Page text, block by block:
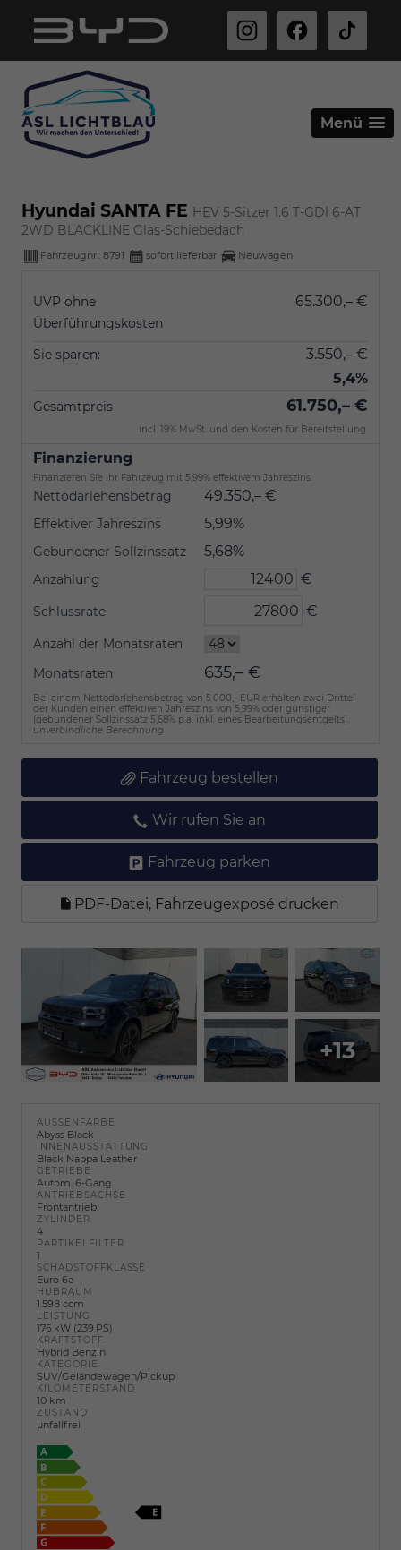
Menü
Hyundai SANTA FE HEV 5-Sitzer 1.6 T-GDI 6-AT
2WD BLACKLINE Glas-Schiebedach
Fahrzeugnr.: 8791 sofort lieferbar Neuwagen
UVP ohne
Überführungskosten
65.300,– €
Sie sparen:
3.550,– €
5,4%
Gesamtpreis 61.750,– €
incl. 19% MwSt. und den Kosten für Bereitstellung.
Finanzierung
Finanzieren Sie Ihr Fahrzeug mit 5,99% effektivem Jahreszins.
Nettodarlehensbetrag 49.350,– €
Effektiver Jahreszins 5,99%
Gebundener Sollzinssatz 5,68%
Anzahlung €
Schlussrate €
Anzahl der Monatsraten
Monatsraten
635,– €
Bei einem Nettodarlehensbetrag von 5.000,- EUR erhalten zwei Drittel
der Kunden einen effektiven Jahreszins von 5,99% oder günstiger
(gebundener Sollzinssatz 5,68% p.a. inkl. eines Bearbeitungsentgelts).
unverbindliche Berechnung
Fahrzeug bestellen
Wir rufen Sie an
Fahrzeug parken
PDF-Datei, Fahrzeugexposé drucken
+13
AUSSENFARBE
Abyss Black
INNENAUSSTATTUNG
Black Nappa Leather
GETRIEBE
Autom. 6-Gang
ANTRIEBSACHSE
Frontantrieb
ZYLINDER
4
PARTIKELFILTER
1
SCHADSTOFFKLASSE
Euro 6e
HUBRAUM
1.598 ccm
LEISTUNG
176 kW (239 PS)
KRAFTSTOFF
Hybrid Benzin
KATEGORIE
SUV/Geländewagen/Pickup
KILOMETERSTAND
10 km
ZUSTAND
unfallfrei